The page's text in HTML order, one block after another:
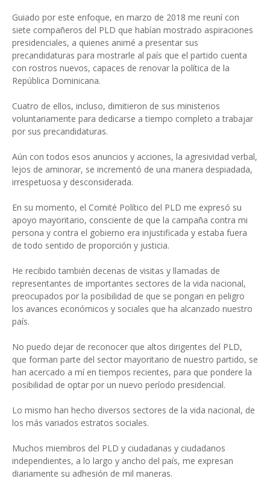
Guiado por este enfoque, en marzo de 2018 me reuní con
siete compañeros del PLD que habían mostrado aspiraciones
presidenciales, a quienes animé a presentar sus
precandidaturas para mostrarle al país que el partido cuenta
con rostros nuevos, capaces de renovar la política de la
República Dominicana.
Cuatro de ellos, incluso, dimitieron de sus ministerios
voluntariamente para dedicarse a tiempo completo a trabajar
por sus precandidaturas.
Aún con todos esos anuncios y acciones, la agresividad verbal,
lejos de aminorar, se incrementó de una manera despiadada,
irrespetuosa y desconsiderada.
En su momento, el Comité Político del PLD me expresó su
apoyo mayoritario, consciente de que la campaña contra mi
persona y contra el gobierno era injustificada y estaba fuera
de todo sentido de proporción y justicia.
He recibido también decenas de visitas y llamadas de
representantes de importantes sectores de la vida nacional,
preocupados por la posibilidad de que se pongan en peligro
los avances económicos y sociales que ha alcanzado nuestro
país.
No puedo dejar de reconocer que altos dirigentes del PLD,
que forman parte del sector mayoritario de nuestro partido, se
han acercado a mí en tiempos recientes, para que pondere la
posibilidad de optar por un nuevo período presidencial.
Lo mismo han hecho diversos sectores de la vida nacional, de
los más variados estratos sociales.
Muchos miembros del PLD y ciudadanas y ciudadanos
independientes, a lo largo y ancho del país, me expresan
diariamente su adhesión de mil maneras.